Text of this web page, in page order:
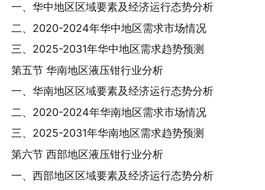
一、华中地区区域要素及经济运行态势分析
二、2020-2024年华中地区需求市场情况
三、2025-2031年华中地区需求趋势预测
第五节 华南地区液压钳行业分析
一、华南地区区域要素及经济运行态势分析
二、2020-2024年华南地区需求市场情况
三、2025-2031年华南地区需求趋势预测
第六节 西部地区液压钳行业分析
一、西部地区区域要素及经济运行态势分析